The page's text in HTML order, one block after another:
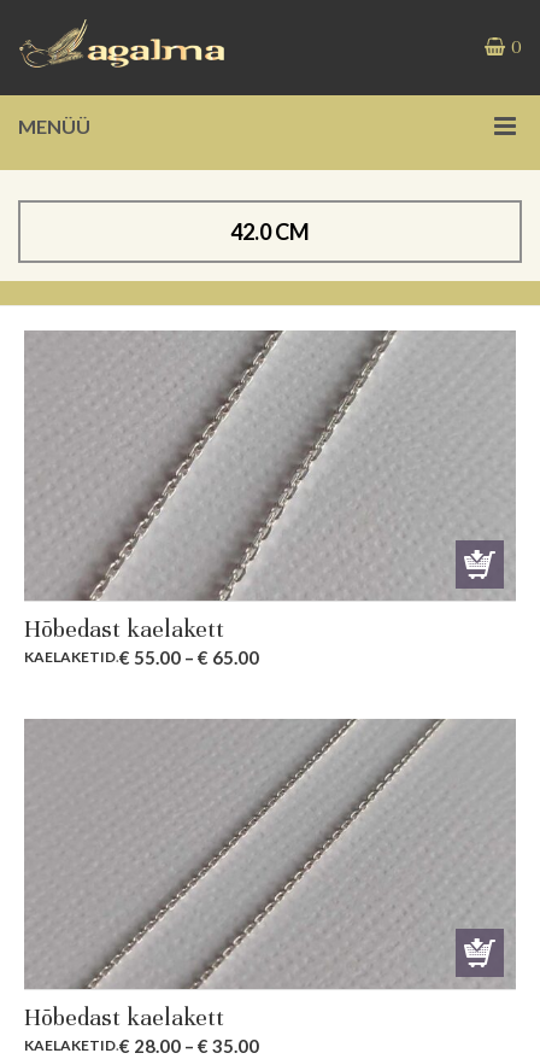
0
MENÜÜ
42.0 CM
Hõbedast kaelakett
KAELAKETID.€ 55.00 – € 65.00
Hõbedast kaelakett
KAELAKETID.€ 28.00 – € 35.00